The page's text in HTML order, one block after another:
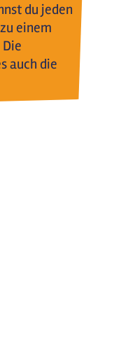
du jeden
einem
auch die